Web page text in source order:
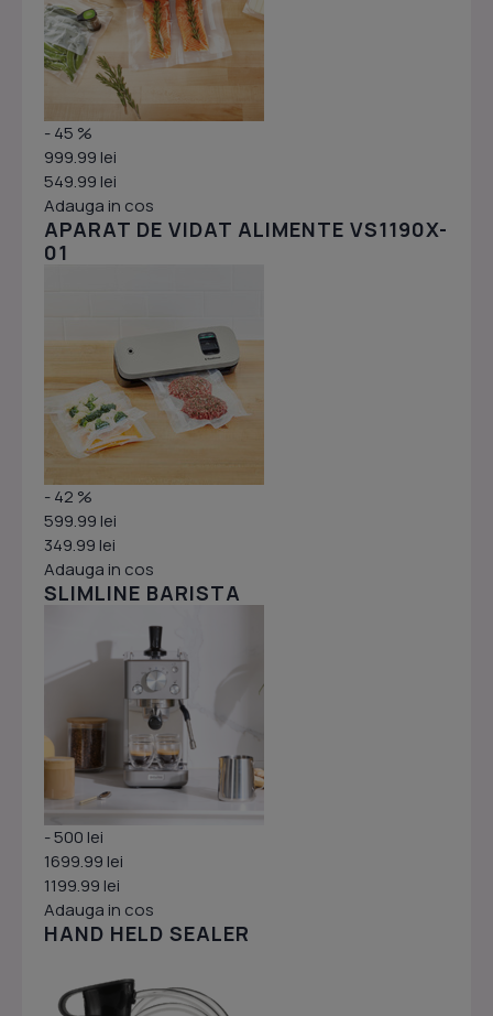
- 45 %
999.99 lei
549.99 lei
Adauga in cos
APARAT DE VIDAT ALIMENTE VS1190X-
01
- 42 %
599.99 lei
349.99 lei
Adauga in cos
SLIMLINE BARISTA
- 500 lei
1699.99 lei
1199.99 lei
Adauga in cos
HAND HELD SEALER